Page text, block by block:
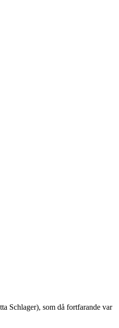
Schlager), som då fortfarande var